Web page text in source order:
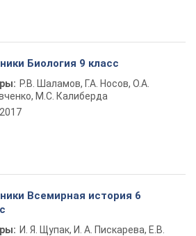
Биология 9 класс
Р.В. Шаламов, Г.А. Носов, О.А.
М.С. Калиберда
2017
Всемирная история 6
И. Я. Щупак, И. А. Пискарева, Е.В.